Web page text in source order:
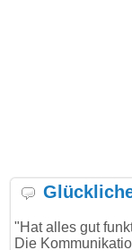
gut funktioniert.
war